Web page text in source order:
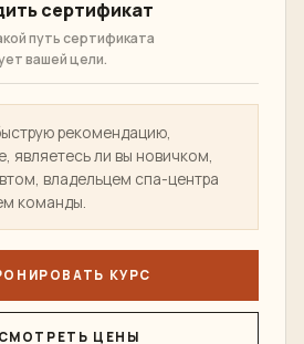
ШАГИ
курсы
частное, групповое или
обучение.
курсов подтверждается по
сертификат
путь сертификата